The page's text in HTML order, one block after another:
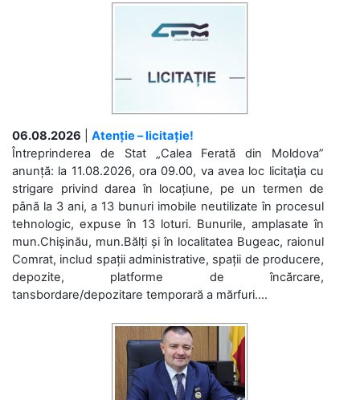
06.08.2026
Atenție – licitație!
Întreprinderea de Stat „Calea Ferată din Moldova”
anunță: la 11.08.2026, ora 09.00, va avea loc licitaţia cu
strigare privind darea în locațiune, pe un termen de
până la 3 ani, a 13 bunuri imobile neutilizate în procesul
tehnologic, expuse în 13 loturi. Bunurile, amplasate în
mun.Chișinău, mun.Bălți și în localitatea Bugeac, raionul
Comrat, includ spații administrative, spații de producere,
depozite, platforme de încărcare,
tansbordare/depozitare temporară a mărfuri....